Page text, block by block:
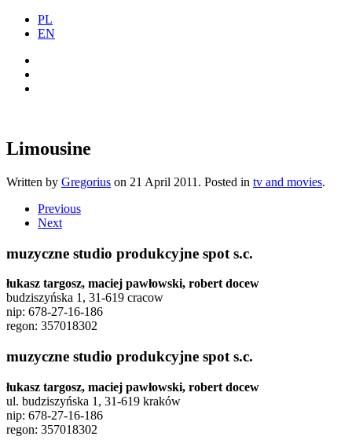
PL
EN
Limousine
Written by Gregorius on 21 April 2011 . Posted in tv and movies.
Previous
Next
muzyczne studio produkcyjne spot s.c.
łukasz targosz, maciej pawłowski, robert docew
budziszyńska 1, 31-619 cracow
nip: 678-27-16-186
regon: 357018302
muzyczne studio produkcyjne spot s.c.
łukasz targosz, maciej pawłowski, robert docew
ul. budziszyńska 1, 31-619 kraków
nip: 678-27-16-186
regon: 357018302